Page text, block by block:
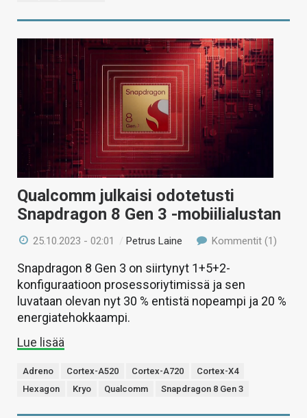
Qualcomm julkaisi odotetusti
Snapdragon 8 Gen 3 -mobiilialustan
25.10.2023 - 02:01 /Petrus Laine Kommentit (1)
Snapdragon 8 Gen 3 on siirtynyt 1+5+2-
konfiguraatioon prosessoriytimissä ja sen
luvataan olevan nyt 30 % entistä nopeampi ja 20 %
energiatehokkaampi.
Lue lisää
Adreno Cortex-A520 Cortex-A720
Cortex-X4
Hexagon
Kryo Qualcomm Snapdragon 8 Gen 3